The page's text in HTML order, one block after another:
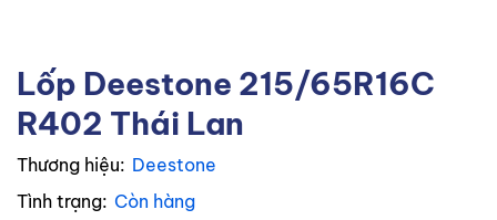
Lốp Deestone 215/65R16C
R402 Thái Lan
Thương hiệu: Deestone
Tình trạng: Còn hàng